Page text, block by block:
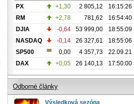
PX +1,30 2 805,12
16:15:26
RM
+2,78 781,62
16:54:40
DJIA
-0,64 53 999,00
18:55:09
NASDAQ
-0,14 26 327,61
18:55:06
SP500
0,00 4 357,73
22.09.21
DAX
+0,05 26 140,13 17:50:00
Odborné články
Výsledková sezóna